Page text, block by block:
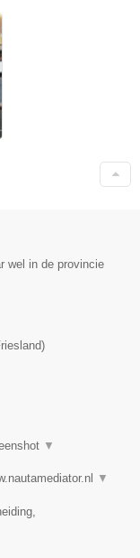
wel in de provincie
)
▼
▼